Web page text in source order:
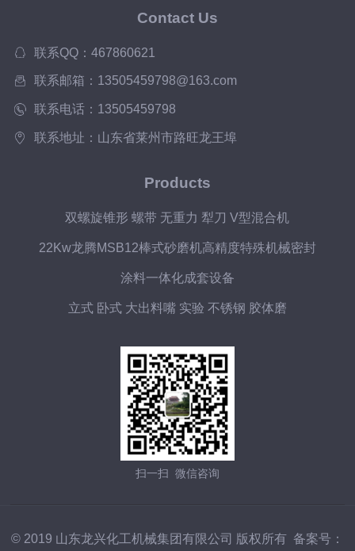
Contact Us
联系QQ：467860621
联系邮箱：13505459798@163.com
联系电话：13505459798
联系地址：山东省莱州市路旺龙王埠
Products
双螺旋锥形 螺带 无重力 犁刀 V型混合机
22Kw龙腾MSB12棒式砂磨机高精度特殊机械密封
涂料一体化成套设备
立式 卧式 大出料嘴 实验 不锈钢 胶体磨
扫一扫 微信咨询
© 2019 山东龙兴化工机械集团有限公司 版权所有 备案号：